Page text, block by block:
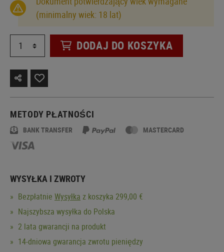
(minimalny wiek: 18 lat)
DODAJ DO KOSZYKA
METODY PŁATNOŚCI
BANK TRANSFER MASTERCARD
WYSYŁKA I ZWROTY
Bezpłatnie Wysyłka z koszyka 299,00 €
Najszybsza wysyłka do Polska
2 lata gwarancji na produkt
14-dniowa gwarancja zwrotu pieniędzy